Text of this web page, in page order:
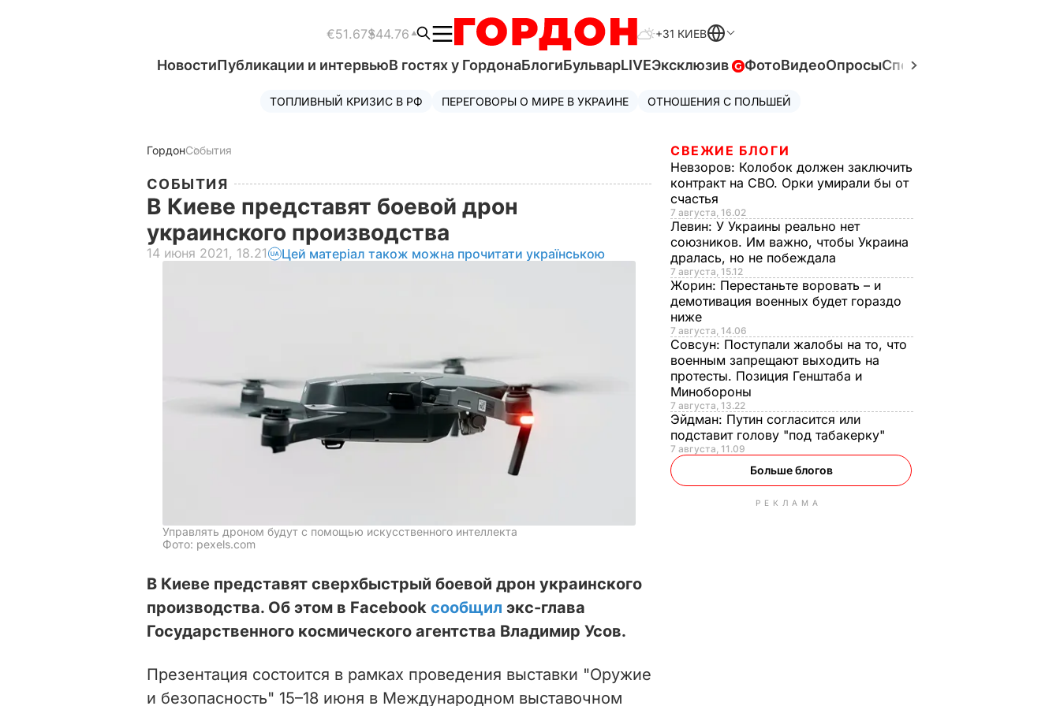
€51.67$44.76 +31 КИЕВ
НовостиПубликации и интервьюВ гостях у ГордонаБлогиБульварLIVEЭксклюзив ФотоВидеоОпросыСпецпроекты
ТОПЛИВНЫЙ КРИЗИС В РФ ПЕРЕГОВОРЫ О МИРЕ В УКРАИНЕ ОТНОШЕНИЯ С ПОЛЬШЕЙ
ГордонСобытия
СОБЫТИЯ
В Киеве представят боевой дрон
украинского производства
14 июня 2021, 18.21 Цей матеріал також можна прочитати українською
Управлять дроном будут с помощью искусственного интеллекта
Фото: pexels.com
В Киеве представят сверхбыстрый боевой дрон украинского
производства. Об этом в Facebook сообщил экс-глава
Государственного космического агентства Владимир Усов.
Презентация состоится в рамках проведения выставки "Оружие
и безопасность" 15–18 июня в Международном выставочном
СВЕЖИЕ БЛОГИ
Невзоров: Колобок должен заключить
контракт на СВО. Орки умирали бы от
счастья
7 августа, 16.02
Левин: У Украины реально нет
союзников. Им важно, чтобы Украина
дралась, но не побеждала
7 августа, 15.12
Жорин: Перестаньте воровать – и
демотивация военных будет гораздо
ниже
7 августа, 14.06
Совсун: Поступали жалобы на то, что
военным запрещают выходить на
протесты. Позиция Генштаба и
Минобороны
7 августа, 13.22
Эйдман: Путин согласится или
подставит голову "под табакерку"
7 августа, 11.09
Больше блогов
РЕКЛАМА